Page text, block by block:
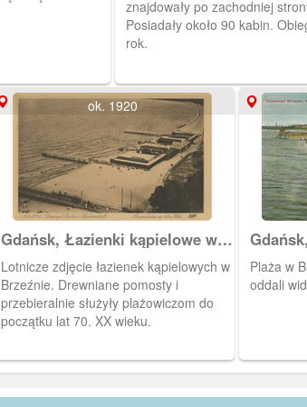
znajdowały po zachodniej
Posiadały około 90 kabin.
rok.
ok. 1920
Gdańsk, Łazienki kąpielowe w
Brzeźnie
Lotnicze zdjęcie łazienek kąpielowych w
Brzeźnie. Drewniane pomosty i
przebieralnie służyły plażowiczom do
początku lat 70. XX wieku.
Plaża w
oddali